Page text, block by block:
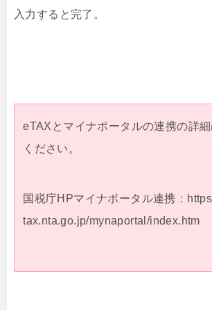
入力すると完了。
eTAXとマイナポータルの連携の詳
ください。
国税庁HPマイナポータル連携：
tax.nta.go.jp/mynaportal/index.htm